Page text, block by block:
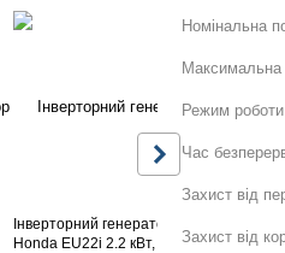
Інверторний генератор
Honda EU22i 2.2 кВт,
Honda
Номінальна
Максимальна
Режим роботи
Час
Захист від
Захист від